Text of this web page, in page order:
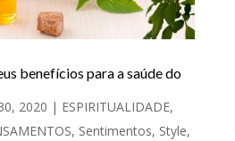
benefícios para a saúde do
2020 | ESPIRITUALIDADE,
, Sentimentos, Style,